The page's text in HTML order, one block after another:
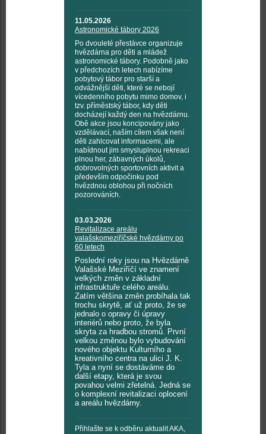
11.05.2026
Astronomické tábory 2026
Po dvouleté přestávce organizuje
hvězdárna pro děti a mládež
astronomické tábory. Podobně jako
v předchozích letech nabízíme
pobytový tábor pro starší a
odvážnější děti, které se nebojí
vícedenního pobytu mimo domov, i
tzv. příměstský tábor, kdy děti
docházejí každý den na hvězdárnu.
Obě akce jsou koncipovány jako
vzdělávací, naším cílem však není
děti zahlcovat informacemi, ale
nabídnout jim smysluplnou rekreaci
plnou her, zábavných úkolů,
dobrovolných sportovních aktivit a
především odpočinku pod
hvězdnou oblohou při nočních
pozorováních.
03.03.2026
Revitalizace areálu
valašskomeziříčské hvězdárny po
60 letech
Poslední roky jsou na Hvězdárně
Valašské Meziříčí ve znamení
velkých změn v základní
infrastruktuře celého areálu.
Zatím většina změn probíhala tak
trochu skrytě, ať už proto, že se
jednalo o opravy či úpravy
interiérů nebo proto, že byla
skryta za hradbou stromů. První
velkou změnou bylo vybudování
nového objektu Kulturního a
kreativního centra na ulici J. K.
Tyla a nyní se dostáváme do
další etapy, která je svou
povahou velmi zřetelná. Jedná se
o komplexní revitalizaci oplocení
a areálu hvězdárny.
Přihlašte se k odběru aktualit AKA,